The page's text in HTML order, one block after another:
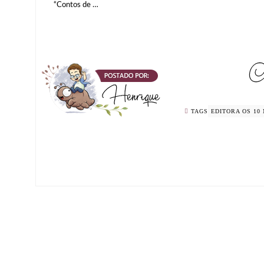
“Contos de …
TAGS EDITORA OS 10